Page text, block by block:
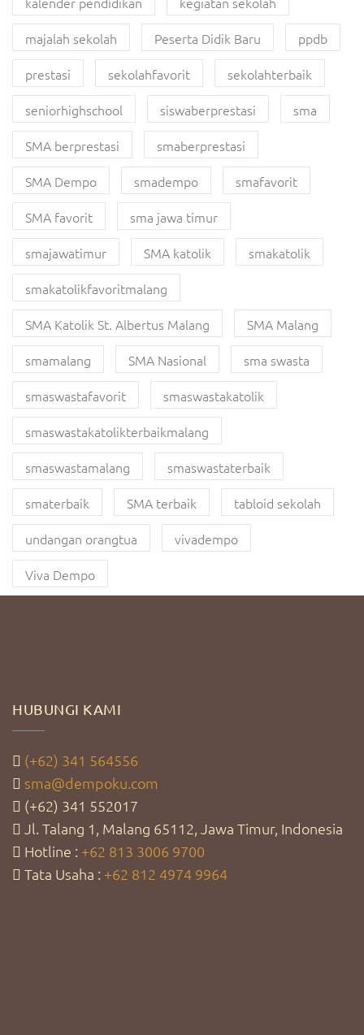
majalah sekolah
Peserta Didik Baru
ppdb
prestasi
sekolahfavorit
sekolahterbaik
seniorhighschool
siswaberprestasi
sma
SMA berprestasi
smaberprestasi
SMA Dempo
smadempo
smafavorit
SMA favorit
sma jawa timur
smajawatimur
SMA katolik
smakatolik
smakatolikfavoritmalang
SMA Katolik St. Albertus Malang
SMA Malang
smamalang
SMA Nasional
sma swasta
smaswastafavorit
smaswastakatolik
smaswastakatolikterbaikmalang
smaswastamalang
smaswastaterbaik
smaterbaik
SMA terbaik
tabloid sekolah
undangan orangtua
vivadempo
Viva Dempo
HUBUNGI KAMI
(+62) 341 564556
sma@dempoku.com
(+62) 341 552017
Jl. Talang 1, Malang 65112, Jawa Timur, Indonesia
Hotline : +62 813 3006 9700
Tata Usaha : +62 812 4974 9964